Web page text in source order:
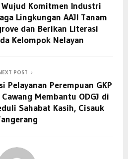
Wujud Komitmen Industri
Lingkungan AAJI Tanam
dan Berikan Literasi
Kelompok Nelayan
POST
Pelayanan Perempuan GKP
Membantu ODGJ di
Sahabat Kasih, Cisauk